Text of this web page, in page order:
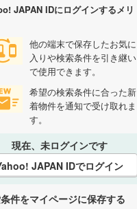
JAPAN IDにログインするメリ
他の端末で保存したお気に
入りや検索条件を引き継い
で使用できます。
希望の検索条件に合った新
着物件を通知で受け取れま
す。
現在、未ログインです
JAPAN IDでログイン
件をマイページに保存する